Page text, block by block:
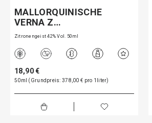
MALLORQUINISCHE
VERNA Z…
Zitronengeist 42% Vol. 50ml
18,90 €
50ml (Grundpreis: 378,00 € pro 1liter)